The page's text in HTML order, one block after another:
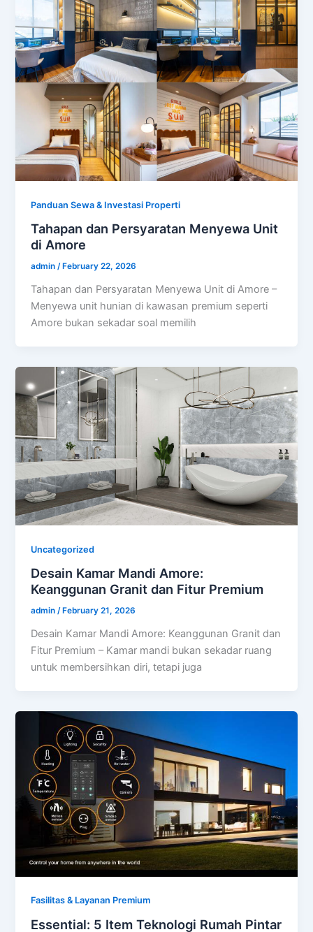
Panduan Sewa & Investasi Properti
Tahapan dan Persyaratan Menyewa Unit
di Amore
admin/ February 22, 2026
Tahapan dan Persyaratan Menyewa Unit di Amore –
Menyewa unit hunian di kawasan premium seperti
Amore bukan sekadar soal memilih
Uncategorized
Desain Kamar Mandi Amore:
Keanggunan Granit dan Fitur Premium
admin/ February 21, 2026
Desain Kamar Mandi Amore: Keanggunan Granit dan
Fitur Premium – Kamar mandi bukan sekadar ruang
untuk membersihkan diri, tetapi juga
Fasilitas & Layanan Premium
Essential: 5 Item Teknologi Rumah Pintar